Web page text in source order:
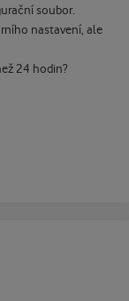
soubor.
nastavení, ale
24 hodin?